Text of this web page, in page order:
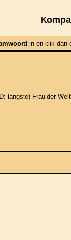
in en klik dan
langste) Frau der